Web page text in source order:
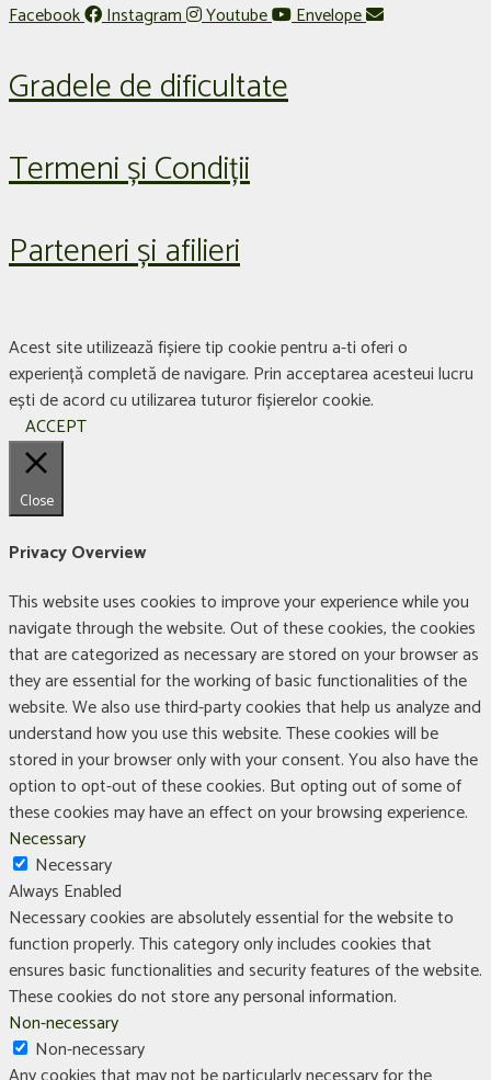
Facebook Instagram Youtube Envelope
Gradele de dificultate
Termeni și Condiții
Parteneri și afilieri
Acest site utilizează fișiere tip cookie pentru a-ti oferi o
experiență completă de navigare. Prin acceptarea acesteui lucru
ești de acord cu utilizarea tuturor fișierelor cookie.
ACCEPT
Close
Privacy Overview
This website uses cookies to improve your experience while you
navigate through the website. Out of these cookies, the cookies
that are categorized as necessary are stored on your browser as
they are essential for the working of basic functionalities of the
website. We also use third-party cookies that help us analyze and
understand how you use this website. These cookies will be
stored in your browser only with your consent. You also have the
option to opt-out of these cookies. But opting out of some of
these cookies may have an effect on your browsing experience.
Necessary
Necessary
Always Enabled
Necessary cookies are absolutely essential for the website to
function properly. This category only includes cookies that
ensures basic functionalities and security features of the website.
These cookies do not store any personal information.
Non-necessary
Non-necessary